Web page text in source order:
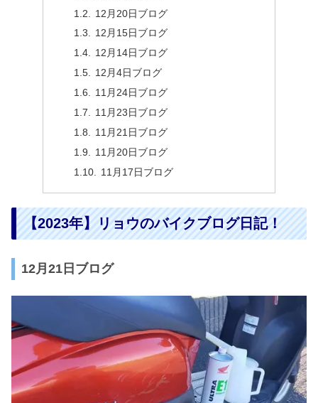
12月20日ブログ
12月15日ブログ
12月14日ブログ
12月4日ブログ
11月24日ブログ
11月23日ブログ
11月21日ブログ
11月20日ブログ
11月17日ブログ
【2023年】リョウのバイクブログ日記！
12月21日ブログ